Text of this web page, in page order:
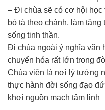
– Đi chùa sẽ có cơ hội học
bỏ tà theo chánh, làm
sống tinh thần.
Đi chùa ngoài ý nghĩa văn
chuyển hóa rất lớn trong
Chùa viện là nơi lý tưởng
thực hành đời sống đạo
khơi nguồn mạch tâm linh